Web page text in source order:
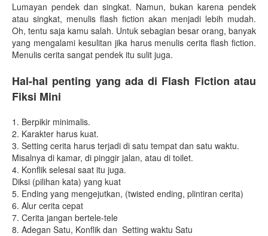
Lumayan pendek dan singkat. Namun, bukan karena pendek
atau singkat, menulis flash fiction akan menjadi lebih mudah.
Oh, tentu saja kamu salah. Untuk sebagian besar orang, banyak
yang mengalami kesulitan jika harus menulis cerita flash fiction.
Menulis cerita sangat pendek itu sulit juga.
Hal-hal penting yang ada di Flash Fiction atau
Fiksi Mini
1. Berpikir minimalis.
2. Karakter harus kuat.
3. Setting cerita harus terjadi di satu tempat dan satu waktu.
Misalnya di kamar, di pinggir jalan, atau di toilet.
4. Konflik selesai saat itu juga.
Diksi (pilihan kata) yang kuat
5. Ending yang mengejutkan, (twisted ending, plintiran cerita)
6. Alur cerita cepat
7. Cerita jangan bertele-tele
8. Adegan Satu, Konflik dan Setting waktu Satu